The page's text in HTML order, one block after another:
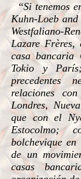
“Si tenemos
Kuhn-Loeb
Westfaliano-
Lazare
casa bancaria
Tokio y
precedentes
relaciones
Londres,
que con el
Estocolmo;
bolchevique
de un
casas